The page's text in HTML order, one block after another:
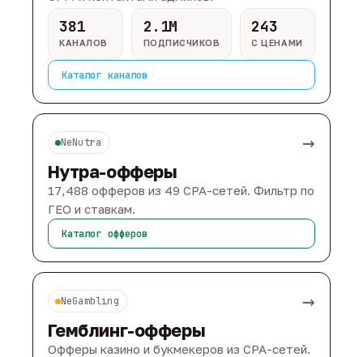
381
КАНАЛОВ
2.1M
ПОДПИСЧИКОВ
243
С ЦЕНАМИ
Каталог каналов
NeNutra →
Нутра-офферы
17,488 офферов из 49 CPA-сетей. Фильтр по
ГЕО и ставкам.
Каталог офферов
NeGambling →
Гемблинг-офферы
Офферы казино и букмекеров из CPA-сетей.